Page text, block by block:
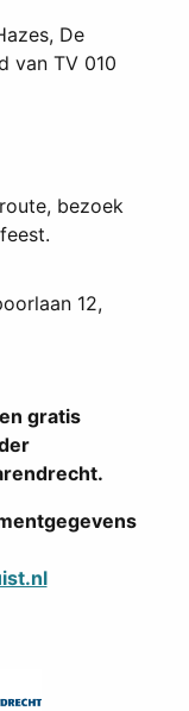
De
van TV 010
bezoek
12,
gratis